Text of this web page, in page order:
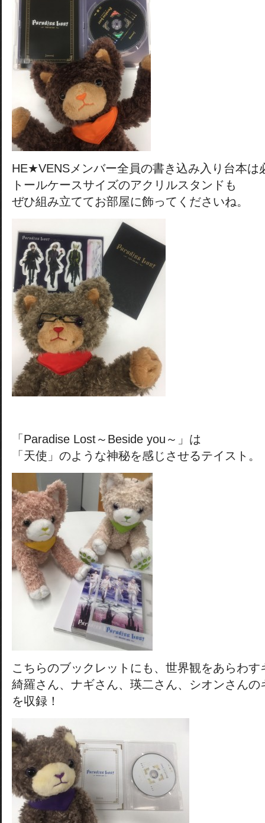
HE★VENSメンバー全員の書き込み入り台本は
トールケースサイズのアクリルスタンドも
ぜひ組み立ててお部屋に飾ってくださいね。
「Paradise Lost～Beside you～」は
「天使」のような神秘を感じさせるテイスト。
こちらのブックレットにも、世界観をあらわす
綺羅さん、ナギさん、瑛二さん、シオンさん
を収録！